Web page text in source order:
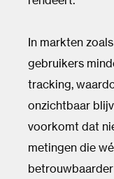
In markten
gebruikers
tracking,
onzichtbaar
voorkomt dat
metingen die